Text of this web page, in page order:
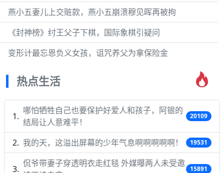
燕小五妻儿上交赃款，燕小五崩溃穆见晖再被拘
《封神榜》纣王父子下棋，国际象棋引疑问
变形计最忘恩负义女孩，诅咒养父为拿保险金
热点生活
哪怕牺牲自己也要保护好爱人和孩子，阿银的
结局让人意难平！
20109
我的天，这溢出屏幕的少年气息啊啊啊啊啊！ 19531
侃爷带妻子穿透明衣走红毯 外媒曝两人未受邀
15891